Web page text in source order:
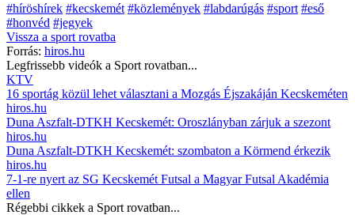
#híröshírek #kecskemét #közlemények #labdarúgás #sport #eső
#honvéd #jegyek
Vissza a sport rovatba
Forrás: hiros.hu
Legfrissebb videók a Sport rovatban...
KTV
16 sportág közül lehet választani a Mozgás Éjszakáján Kecskeméten
hiros.hu
Duna Aszfalt-DTKH Kecskemét: Oroszlányban zárjuk a szezont
hiros.hu
Duna Aszfalt-DTKH Kecskemét: szombaton a Körmend érkezik
hiros.hu
7-1-re nyert az SG Kecskemét Futsal a Magyar Futsal Akadémia
ellen
Régebbi cikkek a Sport rovatban...